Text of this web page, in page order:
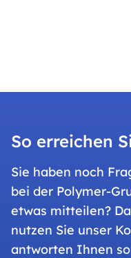
So erreichen
Sie haben noch
bei der Polymer-
etwas mitteilen?
nutzen Sie unser
antworten Ihnen